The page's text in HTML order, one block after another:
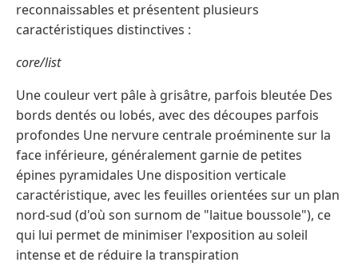
reconnaissables et présentent plusieurs
caractéristiques distinctives :
core/list
Une couleur vert pâle à grisâtre, parfois bleutée Des
bords dentés ou lobés, avec des découpes parfois
profondes Une nervure centrale proéminente sur la
face inférieure, généralement garnie de petites
épines pyramidales Une disposition verticale
caractéristique, avec les feuilles orientées sur un plan
nord-sud (d'où son surnom de "laitue boussole"), ce
qui lui permet de minimiser l'exposition au soleil
intense et de réduire la transpiration